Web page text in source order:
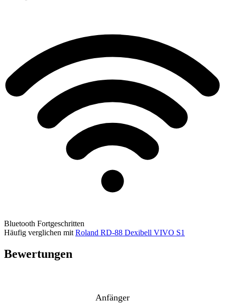
Bluetooth Fortgeschritten
Häufig verglichen mit Roland RD-88 Dexibell VIVO S1
Bewertungen
Anfänger